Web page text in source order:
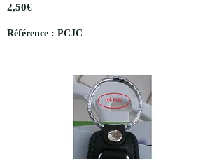
2,50€
Référence : PCJC